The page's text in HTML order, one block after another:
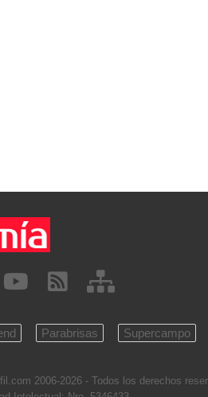
Parabrisas Supercampo
2006-2026 - Todos los derechos